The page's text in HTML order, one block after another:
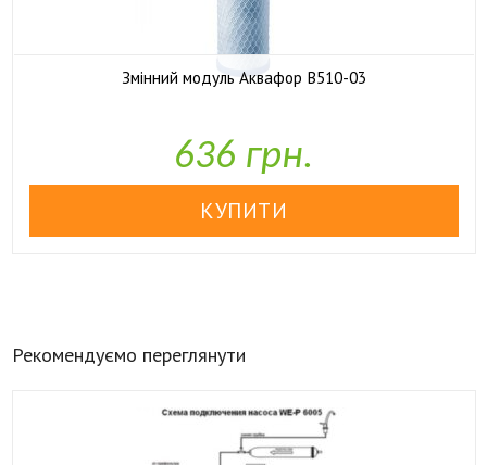
Змінний модуль Аквафор B510-03
636 грн.
Рекомендуємо переглянути